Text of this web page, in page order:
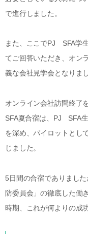
で進行しました。
また、ここでPJ SFA学
てご回答いただき、オン
義な会社見学会となりまし
オンライン会社訪問終了
SFA夏合宿は、PJ SFA
を深め、パイロットとし
じました。
5日間の合宿でありまし
防委員会」の徹底した働
時期、これが何よりの成